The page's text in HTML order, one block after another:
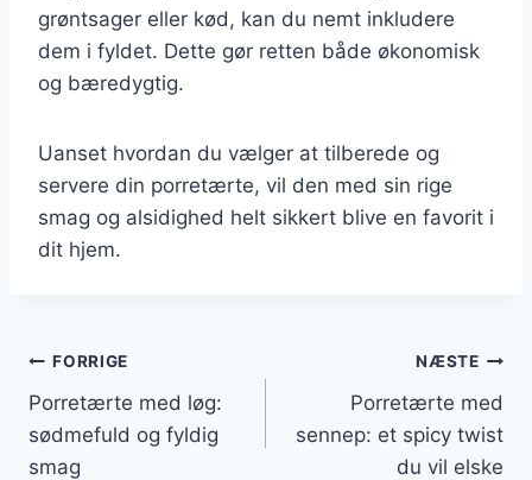
grøntsager eller kød, kan du nemt inkludere
dem i fyldet. Dette gør retten både økonomisk
og bæredygtig.
Uanset hvordan du vælger at tilberede og
servere din porretærte, vil den med sin rige
smag og alsidighed helt sikkert blive en favorit i
dit hjem.
Indlægsnavigation
FORRIGE
Porretærte med løg:
sødmefuld og fyldig
smag
NÆSTE
Porretærte med
sennep: et spicy twist
du vil elske